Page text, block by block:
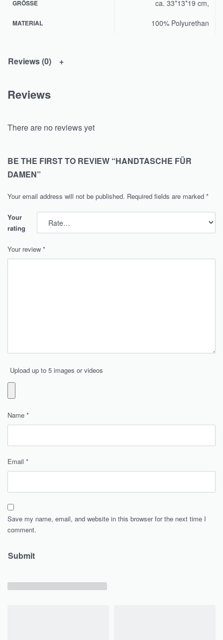
GRÖSSE ca. 33*13*19 cm,
MATERIAL 100% Polyurethan
Reviews (0)
Reviews
There are no reviews yet
BE THE FIRST TO REVIEW “HANDTASCHE FÜR
DAMEN”
Your email address will not be published. Required fields are marked *
Your
rating
Your review *
Upload up to 5 images or videos
Name *
Email *
Save my name, email, and website in this browser for the next time I
comment.